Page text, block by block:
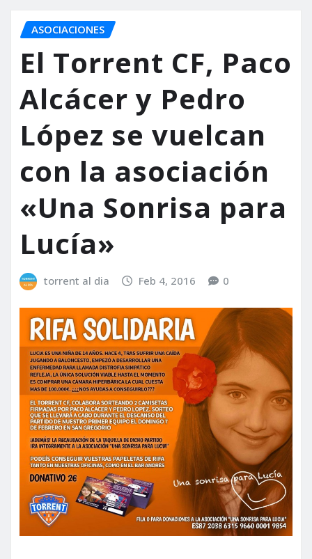
ASOCIACIONES
El Torrent CF, Paco
Alcácer y Pedro
López se vuelcan
con la asociación
«Una Sonrisa para
Lucía»
torrent al dia Feb 4, 2016 0